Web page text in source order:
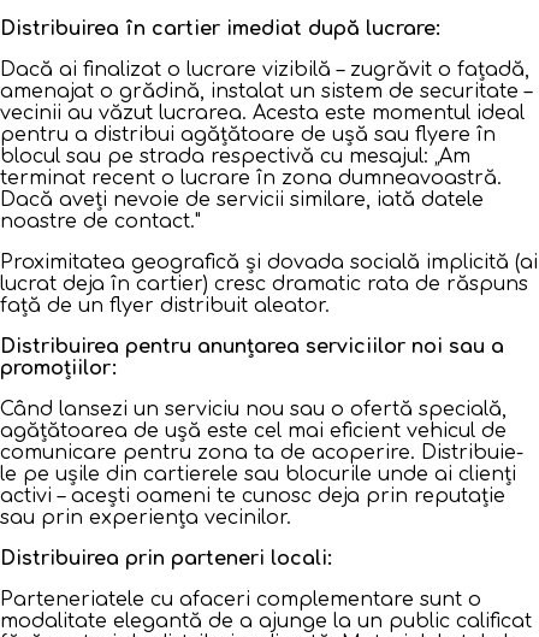
Distribuirea în cartier imediat după lucrare:
Dacă ai finalizat o lucrare vizibilă – zugrăvit o fațadă,
amenajat o grădină, instalat un sistem de securitate –
vecinii au văzut lucrarea. Acesta este momentul ideal
pentru a distribui agățătoare de ușă sau flyere în
blocul sau pe strada respectivă cu mesajul: „Am
terminat recent o lucrare în zona dumneavoastră.
Dacă aveți nevoie de servicii similare, iată datele
noastre de contact."
Proximitatea geografică și dovada socială implicită (ai
lucrat deja în cartier) cresc dramatic rata de răspuns
față de un flyer distribuit aleator.
Distribuirea pentru anunțarea serviciilor noi sau a
promoțiilor:
Când lansezi un serviciu nou sau o ofertă specială,
agățătoarea de ușă este cel mai eficient vehicul de
comunicare pentru zona ta de acoperire. Distribuie-
le pe ușile din cartierele sau blocurile unde ai clienți
activi – acești oameni te cunosc deja prin reputație
sau prin experiența vecinilor.
Distribuirea prin parteneri locali:
Parteneriatele cu afaceri complementare sunt o
modalitate elegantă de a ajunge la un public calificat